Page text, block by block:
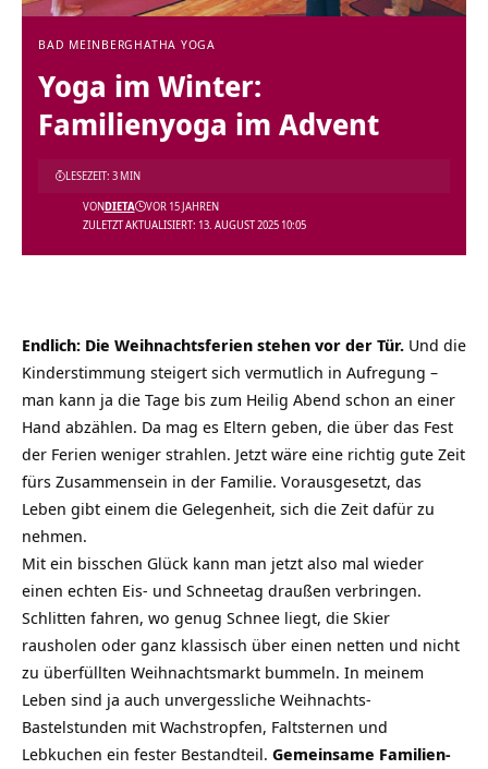
BAD MEINBERG HATHA YOGA
Yoga im Winter:
Familienyoga im Advent
ZULETZT AKTUALISIERT: 13. AUGUST 2025 10:05
VONDIETA VOR 15 JAHREN
LESEZEIT: 3 MIN
Endlich: Die Weihnachtsferien stehen vor der Tür. Und die
Kinderstimmung steigert sich vermutlich in Aufregung –
man kann ja die Tage bis zum Heilig Abend schon an einer
Hand abzählen. Da mag es Eltern geben, die über das Fest
der Ferien weniger strahlen. Jetzt wäre eine richtig gute Zeit
fürs Zusammensein in der Familie. Vorausgesetzt, das
Leben gibt einem die Gelegenheit, sich die Zeit dafür zu
nehmen.
Mit ein bisschen Glück kann man jetzt also mal wieder
einen echten Eis- und Schneetag draußen verbringen.
Schlitten fahren, wo genug Schnee liegt, die Skier
rausholen oder ganz klassisch über einen netten und nicht
zu überfüllten Weihnachtsmarkt bummeln. In meinem
Leben sind ja auch unvergessliche Weihnachts-
Bastelstunden mit Wachstropfen, Faltsternen und
Lebkuchen ein fester Bestandteil. Gemeinsame Familien-